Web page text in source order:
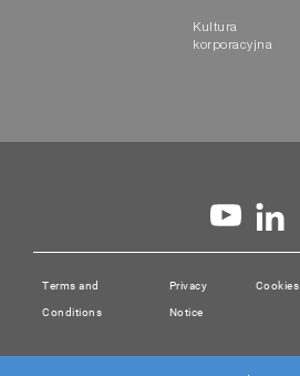
Kultura
korporacyjna
Terms and
Conditions
Privacy
Notice
Cookies